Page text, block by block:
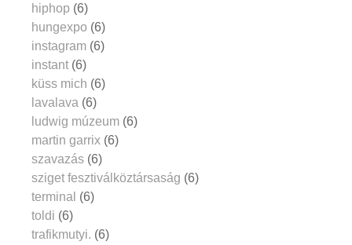
hiphop (6)
hungexpo (6)
instagram (6)
instant (6)
küss mich (6)
lavalava (6)
ludwig múzeum (6)
martin garrix (6)
szavazás (6)
sziget fesztiválköztársaság (6)
terminal (6)
toldi (6)
trafikmutyi. (6)